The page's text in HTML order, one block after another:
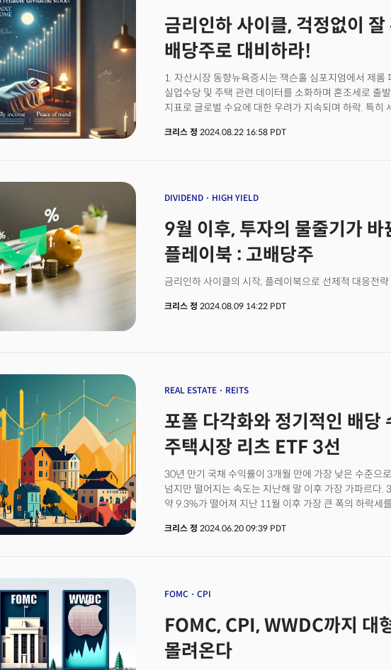
가운데 장기 인플레이션 기대도 빠르게 재상승중. 5년
만기는 2.13%로 한 달 만에 최고치로 상승. 3. 미 경제
로 크게 증가하며 제조업 부문의 회복을 시사. 내구재주
증가에 따른 것으로 방위산업을 제외한 수치도 10.4%
주문은 0.2% 감소해 특정 산업에서의 수요가 전체 주
투자전략 제시야디니 리서치의 에드 야디니 회장은 앞
발표될 경우 연준의 9월 금리인하에 대한 기대가 낮아질
리츠(REITs) 부문을 '중립'으로 상향하고 에너지 부문은
정거장에서 두 명의 우주인을 귀환하는데 스페이스X에
솔라에지(SEDG): 태양광 업체 솔라에지는 최고경영자
이상 급등. 핀둬둬(PDD): 온라인 전자 상거래 테무의 모
실적을 보고하며 16% 급락. 경영진은 경쟁 심화와 기타
계속될 것이라 전망. 비제이(BJ): JP모건이 창고형 도매
조정하며 "회사가 사업에 재투자하며 소비자들이 낮은
금리인하 사이클, 걱정없이 잘
배당주로 대비하라!
1. 자산시장 동향뉴욕증시는 잭슨홀 심포지엄에서 제롬
실업수당 및 주택 관련 데이터를 소화하며 혼조세로 출
지표로 글로벌 수요에 대한 우려가 지속되며 하락. 특히
씨티그룹은 여전히 9월 50bp 금리인하를 기본 시나리오
재확인되며 9월 금리인하 가능성 확대. 부진한 고용 데
의장이 비둘기파적인 톤을 유지하며 9월 회의에서 금리
25bp 이상의 인하는 시사하지 않을 것으로 관측. 3. 실
현지시각) 노동부 고용 데이터의 대규모 하향 수정에 이
선행지표로 인식되는 S&P 글로벌 제조업 구매관리자지
반면 서비스 부문은 견고한 활황세를 유지하며 55.2로
전당대회를 마무리할 예정. 시장은 해리스 부통령이 암
암호화폐 산업을 지원하는 정책을 지지할 것이라 언급한
내 여러 문제가 있다는 점을 고려해 보호 장치도 마련할
(CROX): 윌리엄스 트레이딩은 크록스가 여배우인 시드
투자의견을 '중립'에서 '매수'로 상향. 스노우플레이크
스노우플레이크는 최근 분기에 월가의 매출 및 순이익
높인 후에도 9% 이상 하락. 월가는 주가 부진의 원인으
피트니스 장비 소매업체인 펠로톤은 9분기 만에 처음으
크리스 정 2024.08.22 16:58 PDT
DIVIDEND HIGH YIELD
9월 이후, 투자의 물줄기가
플레이북 : 고배당주
금리인하 사이클의 시작, 플레이북으로 선제적 대응전
크리스 정 2024.08.09 14:22 PDT
REAL ESTATE REITS
포폴 다각화와 정기적인 배당
주택시장 리츠 ETF 3선
30년 만기 국채 수익률이 3개월 만에 가장 낮은 수준으
넘지만 떨어지는 속도는 지난해 말 이후 가장 가파르다.
약 9.3%가 떨어져 지난 11월 이후 가장 큰 폭의 하락세
금리인하를 전망하며 정책의 대전환을 예고했다. 이후 6
크리스 정 2024.06.20 09:39 PDT
FOMC CPI
FOMC, CPI, WWDC까지 대
몰려온다